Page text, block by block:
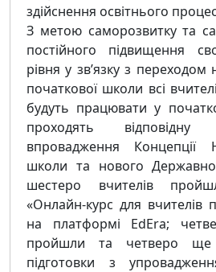
здійснення освітнього
З метою саморозвитку та
постійного підвищення
рівня у зв’язку з
початкової школи всі
будуть працювати у
проходять
впровадження Концепції
школи та нового
шестеро вчителів
«Онлайн-курс для вчителів
на платформі EdEra;
пройшли та четверо ще
підготовки з